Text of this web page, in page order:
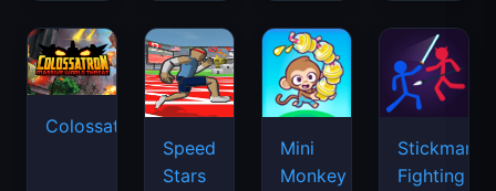
Colossatron
Speed
Stars
Mini
Monkey
Stickman
Fighting